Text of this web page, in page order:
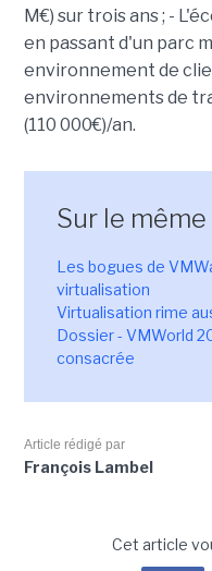
M€) sur trois ans ; -
en passant d'un parc
environnement de
environnements de
(110 000€)/an.
Sur le
Les bogues de
virtualisation
Virtualisation rime
Dossier - VMWorld
consacrée
Article rédigé par
François Lambel
Cet article